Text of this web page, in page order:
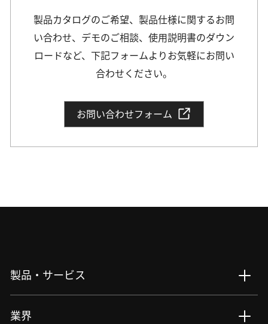
製品カタログのご希望、製品仕様に関するお問
い合わせ、デモのご相談、使用説明書のダウン
ロードなど、下記フォームよりお気軽にお問い
合わせください。
お問い合わせフォーム
製品・サービス
業界